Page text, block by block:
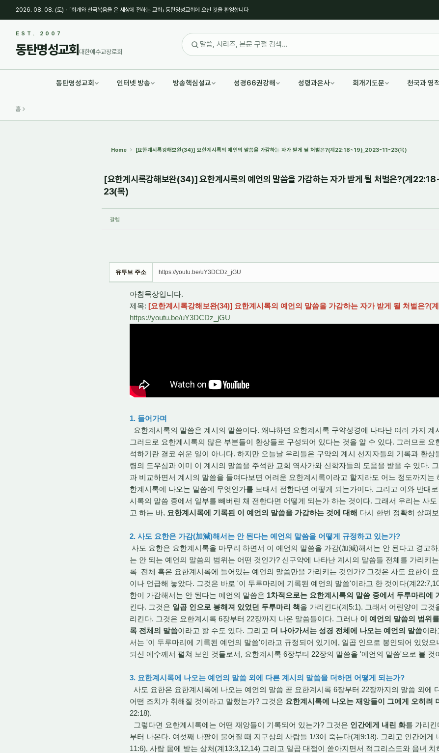
2026. 08. 08. (토) · 「회개와 천국복음을 온 세상에 전하는 교회」 동탄명성교회에 오신 것을 환영합니다
EST. 2007
동탄명성교회 대한예수교장로회
동탄명성교회 인터넷 방송 방송핵심설교 성경66권강해 성령과은사 회개기도문 천국과 영
홈
Home [요한계시록강해보완(34)] 요한계시록의 예언의 말씀을 가감하는 자가 받게 될 처벌은?(계22:18~19)_2023-11-23(목)
[요한계시록강해보완(34)] 요한계시록의 예언의 말씀을 가감하는 자가 받게 될 처벌은?(계
23(목)
갈렙
유투브 주소 https://youtu.be/uY3DCDz_jGU
아침묵상입니다.
제목: [요한계시록강해보완(34)] 요한계시록의 예언의 말씀을 가감하는 자가 받게 될 처벌은?(
https://youtu.be/uY3DCDz_jGU
1. 들어가며
요한계시록의 말씀은 계시의 말씀이다. 왜냐하면 요한계시록 구약성경에 나타난 여러 가지 계
그러므로 요한계시록의 많은 부분들이 환상들로 구성되어 있다는 것을 알 수 있다. 그러므로 요
석하기란 결코 쉬운 일이 아니다. 하지만 오늘날 우리들은 구약의 계시 선지자들의 기록과 환상
령의 도우심과 이미 이 계시의 말씀을 주석한 교회 역사가와 신학자들의 도움을 받을 수 있다.
과 비교하면서 계시의 말씀을 들여다보면 어려운 요한계시록이라고 할지라도 어느 정도까지는
한계시록에 나오는 말씀에 무엇인가를 보태서 전한다면 어떻게 되는가이다. 그리고 이와 반대
시록의 말씀 중에서 일부를 빼버린 채 전한다면 어떻게 되는가 하는 것이다. 그래서 우리는 사
고 하는 바, 요한계시록에 기록된 이 예언의 말씀을 가감하는 것에 대해 다시 한번 정확히 살펴
2. 사도 요한은 가감(加減)해서는 안 된다는 예언의 말씀을 어떻게 규정하고 있는가?
사도 요한은 요한계시록을 마무리 하면서 이 예언의 말씀을 가감(加減)해서는 안 된다고 경고
는 안 되는 예언의 말씀의 범위는 어떤 것인가? 신구약에 나타난 계시의 말씀들 전체를 가리키
록 전체 혹은 요한계시록에 들어있는 예언의 말씀만을 가리키는 것인가? 그것은 사도 요한이
이나 언급해 놓았다. 그것은 바로 '이 두루마리에 기록된 예언의 말씀'이라고 한 것이다(계
한이 가감해서는 안 된다는 예언의 말씀은 1차적으로는 요한계시록의 말씀 중에서 두루마리에
킨다. 그것은 일곱 인으로 봉해져 있었던 두루마리 책을 가리킨다(계5:1). 그래서 어린양이 그것
리킨다. 그것은 요한계시록 6장부터 22장까지 나온 말씀들이다. 그러나 이 예언의 말씀의 범위
록 전체의 말씀이라고 할 수도 있다. 그리고 더 나아가서는 성경 전체에 나오는 예언의 말씀이라
서는 '이 두루마리에 기록된 예언의 말씀'이라고 규정되어 있기에, 일곱 인으로 봉인되어 있었
되신 예수께서 펼쳐 보인 것들로서, 요한계시록 6장부터 22장의 말씀을 '예언의 말씀'으로 볼 것
3. 요한계시록에 나오는 예언의 말씀 외에 다른 계시의 말씀을 더하면 어떻게 되는가?
사도 요한은 요한계시록에 나오는 예언의 말씀 곧 요한계시록 6장부터 22장까지의 말씀 외에
어떤 조치가 취해질 것이라고 말했는가? 그것은 요한계시록에 나오는 재앙들이 그에게 오히려
22:18).
그렇다면 요한계시록에는 어떤 재앙들이 기록되어 있는가? 그것은 인간에게 내린 화를 가리킨
부터 나온다. 여섯째 나팔이 불어질 때 지구상의 사람들 1/3이 죽는다(계9:18). 그리고 인간에게
11:6), 사람 몸에 받는 상처(계13:3,12,14) 그리고 일곱 대접이 쏟아지면서 적그리스도와 음녀
Sketchbook5, 스케치북5
Sketchbook5, 스케치북5
Sketchbook5, 스케치북5
Sketchbook5, 스케치북5